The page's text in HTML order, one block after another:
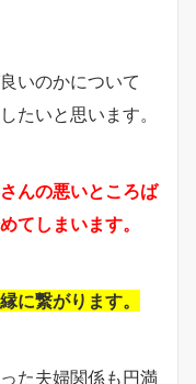
いのかについて
たいと思います。
んの悪いところば
てしまいます。
に繋がります。
た夫婦関係も円満